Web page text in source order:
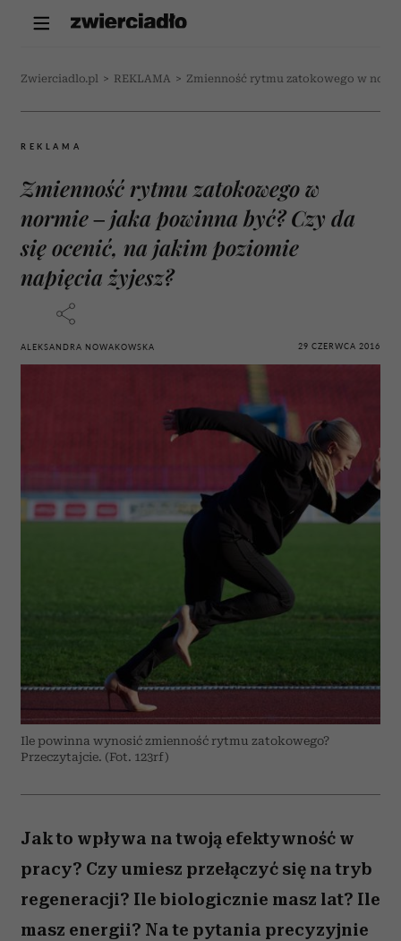
Zwierciadlo.pl > REKLAMA > Zmienność rytmu zatokowego w
REKLAMA
Zmienność rytmu zatokowego w
normie – jaka powinna być? Czy da
się ocenić, na jakim poziomie
napięcia żyjesz?
ALEKSANDRA NOWAKOWSKA 29 CZERWCA 2016
Ile powinna wynosić zmienność rytmu zatokowego?
Przeczytajcie. (Fot. 123rf)
Jak to wpływa na twoją efektywność w
pracy? Czy umiesz przełączyć się na tryb
regeneracji? Ile biologicznie masz lat? Ile
masz energii? Na te pytania precyzyjnie